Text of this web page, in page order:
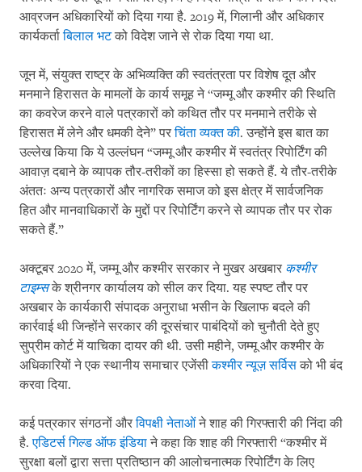
आव्रजन अधिकारियों को दिया गया है. 2019 में, गिलानी और अधिकार
कार्यकर्ताबिलाल भटको विदेश जाने से रोक दिया गया था.
जून में, संयुक्त राष्ट्र के अभिव्यक्ति की स्वतंत्रता पर विशेष दूत और
मनमाने हिरासत के मामलों के कार्य समूह ने “जम्मू और कश्मीर की स्थिति
का कवरेज करने वाले पत्रकारों को कथित तौर पर मनमाने तरीके से
हिरासत में लेने और धमकी देने” परचिंता व्यक्त की. उन्होंने इस बात का
उल्लेख किया कि ये उल्लंघन “जम्मू और कश्मीर में स्वतंत्र रिपोर्टिंग की
आवाज़ दबाने के व्यापक तौर-तरीकों का हिस्सा हो सकते हैं. ये तौर-तरीके
अंततः अन्य पत्रकारों और नागरिक समाज को इस क्षेत्र में सार्वजनिक
हित और मानवाधिकारों के मुद्दों पर रिपोर्टिंग करने से व्यापक तौर पर रोक
सकते हैं.”
अक्टूबर 2020 में, जम्मू और कश्मीर सरकार ने मुखर अखबार कश्मीर
टाइम्सके श्रीनगर कार्यालय को सील कर दिया. यह स्पष्ट तौर पर
अखबार के कार्यकारी संपादक अनुराधा भसीन के खिलाफ बदले की
कार्रवाई थी जिन्होंने सरकार की दूरसंचार पाबंदियों को चुनौती देते हुए
सुप्रीम कोर्ट में याचिका दायर की थी. उसी महीने, जम्मू और कश्मीर के
अधिकारियों ने एक स्थानीय समाचार एजेंसीकश्मीर न्यूज़ सर्विसको भी बंद
करवा दिया.
कई पत्रकार संगठनों औरविपक्षी नेताओंने शाह की गिरफ्तारी की निंदा की
है.एडिटर्स गिल्ड ऑफ इंडियाने कहा कि शाह की गिरफ्तारी “कश्मीर में
सुरक्षा बलों द्वारा सत्ता प्रतिष्ठान की आलोचनात्मक रिपोर्टिंग के लिए